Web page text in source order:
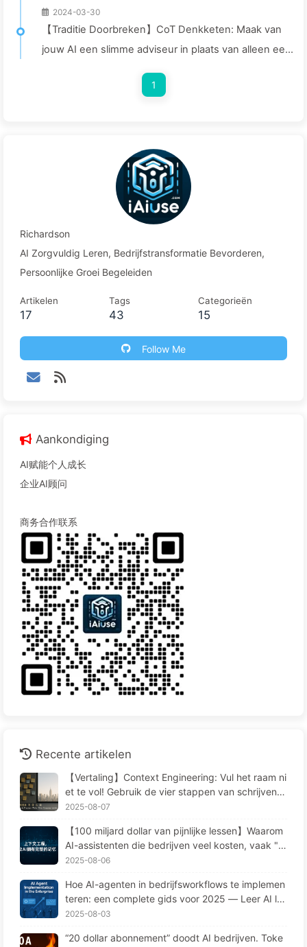
2024-03-30
【Traditie Doorbreken】CoT Denkketen: Maak van
jouw AI een slimme adviseur in plaats van alleen een
1
Richardson
AI Zorgvuldig Leren, Bedrijfstransformatie Bevorderen,
Persoonlijke Groei Begeleiden
Artikelen
17
Tags
43
Categorieën
15
Follow Me
Aankondiging
AI赋能个人成长
企业AI顾问
商务合作联系
Recente artikelen
【Vertaling】Context Engineering: Vul het raam ni
et te vol! Gebruik de vier stappen van schrijven, f
ilteren, comprimeren en isoleren, houd ruis buiten
2025-08-07
【100 miljard dollar van pijnlijke lessen】Waarom
AI-assistenten die bedrijven veel kosten, vaak "v
ergeten" op cruciale momenten en concurrenten
m leren AI169
2025-08-06
Hoe AI-agenten in bedrijfsworkflows te implemen
teren: een complete gids voor 2025 — Leer AI la
ngzaamaan 166
2025-08-03
“20 dollar abonnement” doodt AI bedrijven. Toke